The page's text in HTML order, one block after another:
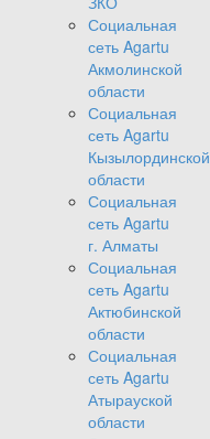
Социальная
сеть Agartu
Акмолинской
области
Социальная
сеть Agartu
Кызылординской
области
Социальная
сеть Agartu
г. Алматы
Социальная
сеть Agartu
Актюбинской
области
Социальная
сеть Agartu
Атырауской
области